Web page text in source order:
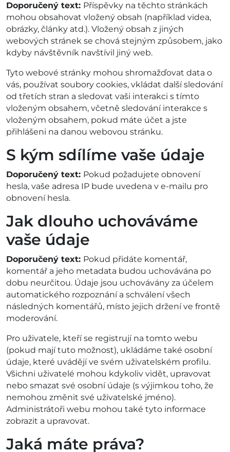
Doporučený text: Příspěvky na těchto stránkách
mohou obsahovat vložený obsah (například videa,
obrázky, články atd.). Vložený obsah z jiných
webových stránek se chová stejným způsobem, jako
kdyby návštěvník navštívil jiný web.
Tyto webové stránky mohou shromažďovat data o
vás, používat soubory cookies, vkládat další sledování
od třetích stran a sledovat vaši interakci s tímto
vloženým obsahem, včetně sledování interakce s
vloženým obsahem, pokud máte účet a jste
přihlášeni na danou webovou stránku.
S kým sdílíme vaše údaje
Doporučený text: Pokud požadujete obnovení
hesla, vaše adresa IP bude uvedena v e-mailu pro
obnovení hesla.
Jak dlouho uchováváme
vaše údaje
Doporučený text: Pokud přidáte komentář,
komentář a jeho metadata budou uchovávána po
dobu neurčitou. Údaje jsou uchovávány za účelem
automatického rozpoznání a schválení všech
následných komentářů, místo jejich držení ve frontě
moderování.
Pro uživatele, kteří se registrují na tomto webu
(pokud mají tuto možnost), ukládáme také osobní
údaje, které uvádějí ve svém uživatelském profilu.
Všichni uživatelé mohou kdykoliv vidět, upravovat
nebo smazat své osobní údaje (s výjimkou toho, že
nemohou změnit své uživatelské jméno).
Administrátoři webu mohou také tyto informace
zobrazit a upravovat.
Jaká máte práva?